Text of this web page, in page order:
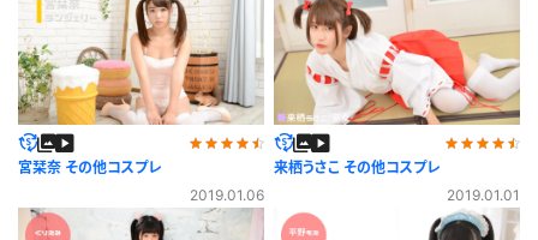
宮栞奈 その他コスプレ
2019.01.06
来栖うさこ その他コスプレ
2019.01.01